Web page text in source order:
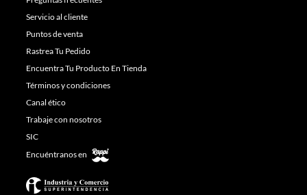
Servicio al cliente
Puntos de venta
Rastrea Tu Pedido
Encuentra Tu Producto En Tienda
Términos y condiciones
Canal ético
Trabaje con nosotros
SIC
Encuéntranos en